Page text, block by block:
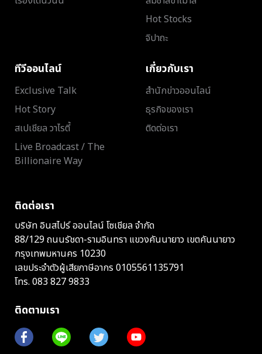
Hot Stocks
จิปาถะ
ทีวีออนไลน์
Exclusive Talk
Hot Story
สเปเชียล วาไรตี้
Live Broadcast / The
Billionaire Way
เกี่ยวกับเรา
สำนักข่าวออนไลน์
ธุรกิจของเรา
ติดต่อเรา
ติดต่อเรา
บริษัท อินสไปร์ ออนไลน์ โซเชียล จำกัด
88/129 ถนนรัชดา-รามอินทรา แขวงคันนายาว เขตคันนายาว
กรุงเทพมหานคร 10230
เลขประจำตัวผู้เสียภาษีอากร 0105561135791
โทร. 083 827 9833
ติดตามเรา